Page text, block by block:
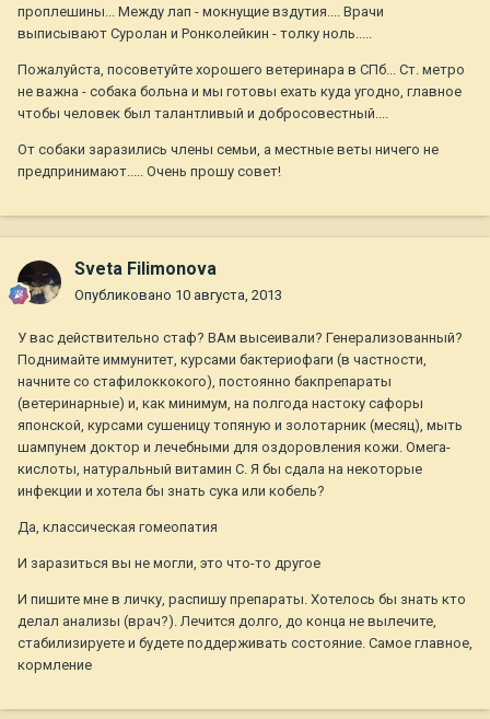
проплешины... Между лап - мокнущие вздутия.... Врачи
выписывают Суролан и Ронколейкин - толку ноль.....
Пожалуйста, посоветуйте хорошего ветеринара в СПб... Ст. метро
не важна - собака больна и мы готовы ехать куда угодно, главное
чтобы человек был талантливый и добросовестный....
От собаки заразились члены семьи, а местные веты ничего не
предпринимают..... Очень прошу совет!
Sveta Filimonova
Опубликовано 10 августа, 2013
У вас действительно стаф? ВАм высеивали? Генерализованный?
Поднимайте иммунитет, курсами бактериофаги (в частности,
начните со стафилоккокого), постоянно бакпрепараты
(ветеринарные) и, как минимум, на полгода настоку сафоры
японской, курсами сушеницу топяную и золотарник (месяц), мыть
шампунем доктор и лечебными для оздоровления кожи. Омега-
кислоты, натуральный витамин С. Я бы сдала на некоторые
инфекции и хотела бы знать сука или кобель?
Да, классическая гомеопатия
И заразиться вы не могли, это что-то другое
И пишите мне в личку, распишу препараты. Хотелось бы знать кто
делал анализы (врач?). Лечится долго, до конца не вылечите,
стабилизируете и будете поддерживать состояние. Самое главное,
кормление